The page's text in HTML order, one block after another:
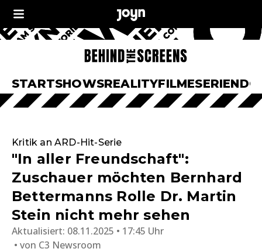
STARTSHOWSREALITYFILMESERIEN
Kritik an ARD-Hit-Serie
"In aller Freundschaft":
Zuschauer möchten Bernhard
Bettermanns Rolle Dr. Martin
Stein nicht mehr sehen
Aktualisiert: 08.11.2025 • 17:45 Uhr
von C3 Newsroom